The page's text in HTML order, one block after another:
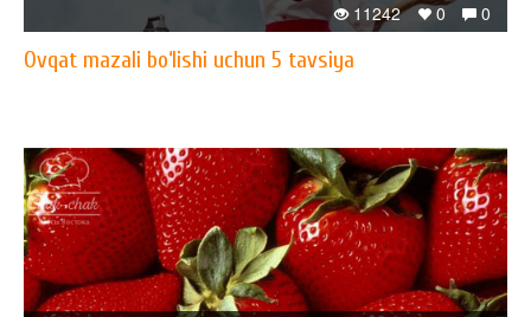
0
0
11242
Ovqat mazali bo‘lishi uchun 5 tavsiya